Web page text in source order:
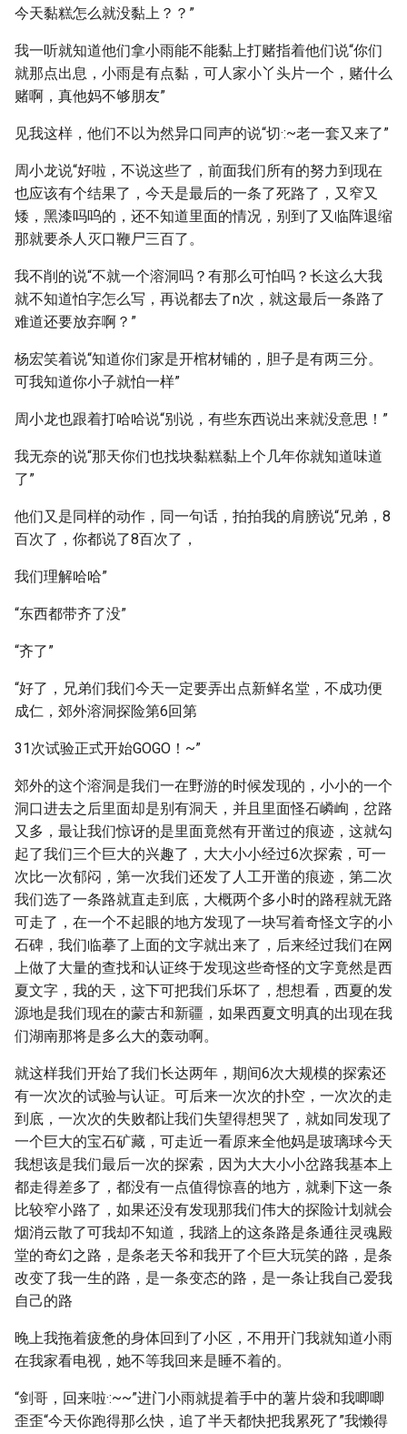
今天黏糕怎么就没黏上？？”
我一听就知道他们拿小雨能不能黏上打赌指着他们说“你们
就那点出息，小雨是有点黏，可人家小丫头片一个，赌什么
赌啊，真他妈不够朋友”
见我这样，他们不以为然异口同声的说“切·:~老一套又来了”
周小龙说“好啦，不说这些了，前面我们所有的努力到现在
也应该有个结果了，今天是最后的一条了死路了，又窄又
矮，黑漆吗呜的，还不知道里面的情况，别到了又临阵退缩
那就要杀人灭口鞭尸三百了。
我不削的说“不就一个溶洞吗？有那么可怕吗？长这么大我
就不知道怕字怎么写，再说都去了n次，就这最后一条路了
难道还要放弃啊？”
杨宏笑着说“知道你们家是开棺材铺的，胆子是有两三分。
可我知道你小子就怕一样”
周小龙也跟着打哈哈说“别说，有些东西说出来就没意思！”
我无奈的说“那天你们也找块黏糕黏上个几年你就知道味道
了”
他们又是同样的动作，同一句话，拍拍我的肩膀说“兄弟，8
百次了，你都说了8百次了，
我们理解哈哈”
“东西都带齐了没”
“齐了”
“好了，兄弟们我们今天一定要弄出点新鲜名堂，不成功便
成仁，郊外溶洞探险第6回第
31次试验正式开始GOGO！~”
郊外的这个溶洞是我们一在野游的时候发现的，小小的一个
洞口进去之后里面却是别有洞天，并且里面怪石嶙峋，岔路
又多，最让我们惊讶的是里面竟然有开凿过的痕迹，这就勾
起了我们三个巨大的兴趣了，大大小小经过6次探索，可一
次比一次郁闷，第一次我们还发了人工开凿的痕迹，第二次
我们选了一条路就直走到底，大概两个多小时的路程就无路
可走了，在一个不起眼的地方发现了一块写着奇怪文字的小
石碑，我们临摹了上面的文字就出来了，后来经过我们在网
上做了大量的查找和认证终于发现这些奇怪的文字竟然是西
夏文字，我的天，这下可把我们乐坏了，想想看，西夏的发
源地是我们现在的蒙古和新疆，如果西夏文明真的出现在我
们湖南那将是多么大的轰动啊。
就这样我们开始了我们长达两年，期间6次大规模的探索还
有一次次的试验与认证。可后来一次次的扑空，一次次的走
到底，一次次的失败都让我们失望得想哭了，就如同发现了
一个巨大的宝石矿藏，可走近一看原来全他妈是玻璃球今天
我想该是我们最后一次的探索，因为大大小小岔路我基本上
都走得差多了，都没有一点值得惊喜的地方，就剩下这一条
比较窄小路了，如果还没有发现那我们伟大的探险计划就会
烟消云散了可我却不知道，我踏上的这条路是条通往灵魂殿
堂的奇幻之路，是条老天爷和我开了个巨大玩笑的路，是条
改变了我一生的路，是一条变态的路，是一条让我自己爱我
自己的路
晚上我拖着疲惫的身体回到了小区，不用开门我就知道小雨
在我家看电视，她不等我回来是睡不着的。
“剑哥，回来啦·:~~”进门小雨就提着手中的薯片袋和我唧唧
歪歪“今天你跑得那么快，追了半天都快把我累死了”我懒得